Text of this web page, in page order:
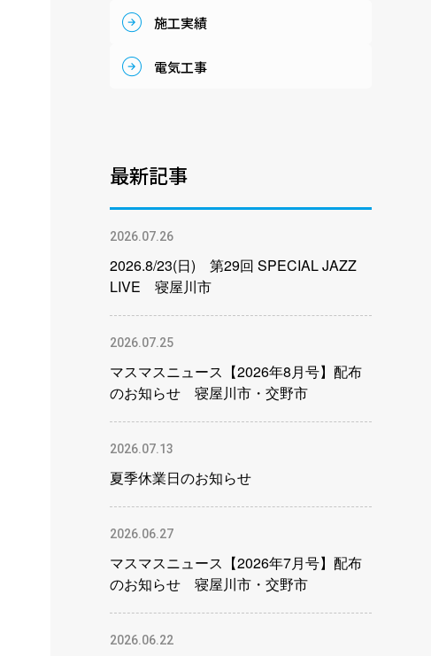
施工実績
電気工事
最新記事
2026.07.26
2026.8/23(日) 第29回 SPECIAL JAZZ
LIVE 寝屋川市
2026.07.25
マスマスニュース【2026年8月号】配布
のお知らせ 寝屋川市・交野市
2026.07.13
夏季休業日のお知らせ
2026.06.27
マスマスニュース【2026年7月号】配布
のお知らせ 寝屋川市・交野市
2026.06.22